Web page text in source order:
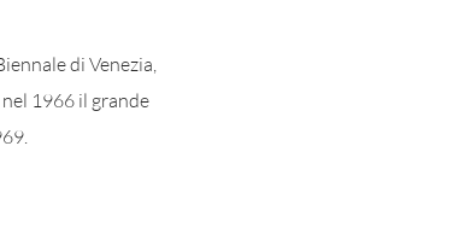
di Venezia,
1966 il grande